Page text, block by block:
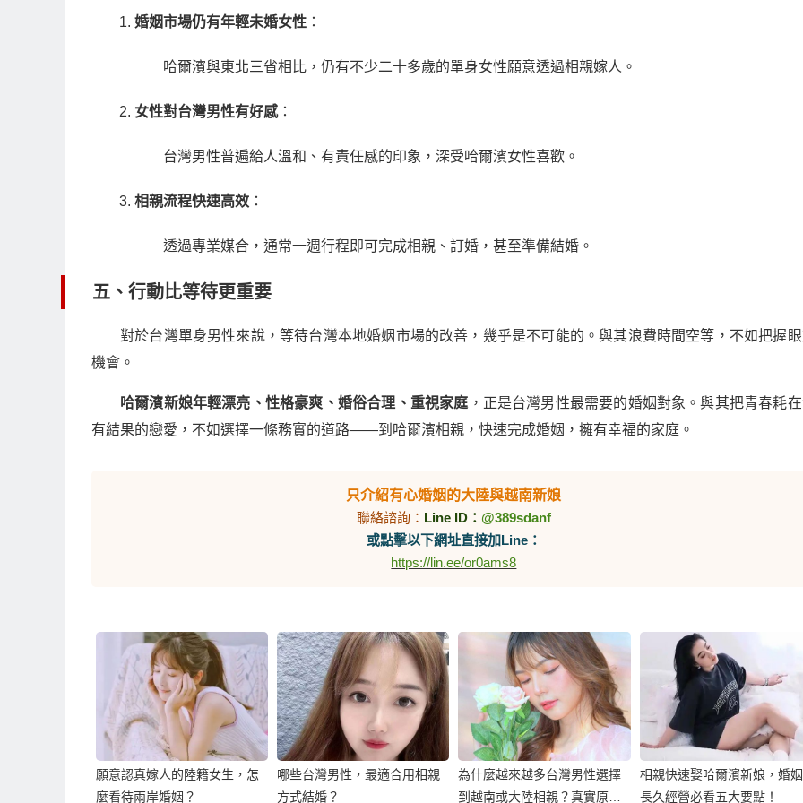
婚姻市場仍有年輕未婚女性 ：
哈爾濱與東北三省相比，仍有不少二十多歲的單身女性願意透過相親嫁人。
女性對台灣男性有好感：
台灣男性普遍給人溫和、有責任感的印象，深受哈爾濱女性喜歡。
相親流程快速高效 ：
透過專業媒合，通常一週行程即可完成相親、訂婚，甚至準備結婚。
五、行動比等待更重要
對於台灣單身男性來說，等待台灣本地婚姻市場的改善，幾乎是不可能的。與其浪費時間空等，不如把握
機會。
哈爾濱新娘年輕漂亮、性格豪爽、婚俗合理、重視家庭 ，正是台灣男性最需要的婚姻對象。與其把青春耗
有結果的戀愛，不如選擇一條務實的道路——到哈爾濱相親，快速完成婚姻，擁有幸福的家庭。
只介紹有心婚姻的大陸與越南新娘
聯絡諮詢： Line ID： @389sdanf
或點擊以下網址直接加Line：
https://lin.ee/or0ams8
願意認真嫁人的陸籍女生，怎
麼看待兩岸婚姻？
哪些台灣男性，最適合用相親
方式結婚？
為什麼越來越多台灣男性選擇
到越南或大陸相親？真實原因
相親快速娶哈爾濱新娘，婚姻
長久經營必看五大要點！